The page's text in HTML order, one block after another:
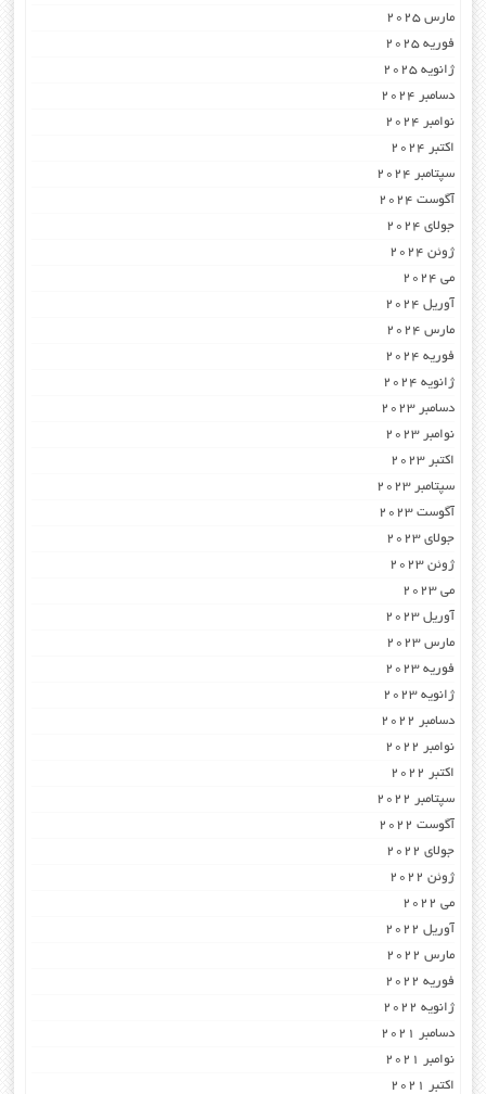
مارس 2025
فوریه 2025
ژانویه 2025
دسامبر 2024
نوامبر 2024
اکتبر 2024
سپتامبر 2024
آگوست 2024
جولای 2024
ژوئن 2024
می 2024
آوریل 2024
مارس 2024
فوریه 2024
ژانویه 2024
دسامبر 2023
نوامبر 2023
اکتبر 2023
سپتامبر 2023
آگوست 2023
جولای 2023
ژوئن 2023
می 2023
آوریل 2023
مارس 2023
فوریه 2023
ژانویه 2023
دسامبر 2022
نوامبر 2022
اکتبر 2022
سپتامبر 2022
آگوست 2022
جولای 2022
ژوئن 2022
می 2022
آوریل 2022
مارس 2022
فوریه 2022
ژانویه 2022
دسامبر 2021
نوامبر 2021
اکتبر 2021